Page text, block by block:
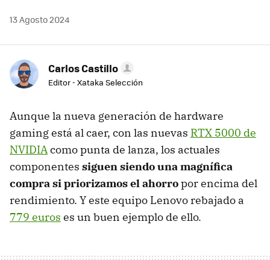
13 Agosto 2024
Carlos Castillo
Editor - Xataka Selección
Aunque la nueva generación de hardware
gaming está al caer, con las nuevas RTX 5000 de
NVIDIAcomo punta de lanza, los actuales
componentes siguen siendo una magnífica
compra si priorizamos el ahorropor encima del
rendimiento. Y este equipo Lenovo rebajado a
779 euros es un buen ejemplo de ello.